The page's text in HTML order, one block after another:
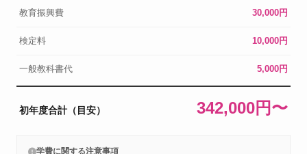
教育振興費 30,000円
検定料 10,000円
一般教科書代 5,000円
初年度合計（目安） 342,000円〜
学費に関する注意事項